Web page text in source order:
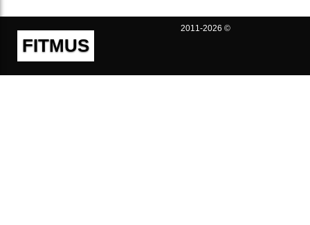
FITMUS
2011-2026 ©